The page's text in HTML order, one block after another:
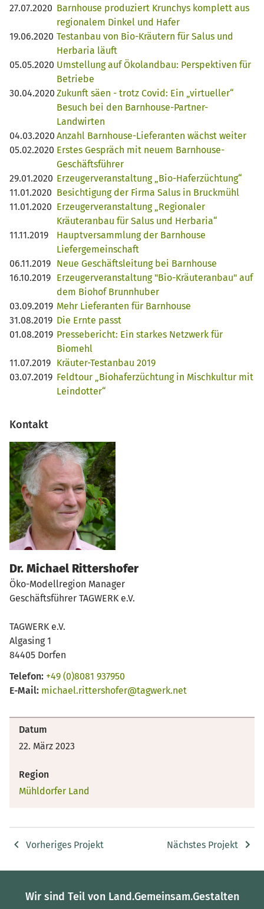
27.07.2020 Barnhouse produziert Krunchys komplett aus
regionalem Dinkel und Hafer
19.06.2020 Testanbau von Bio-Kräutern für Salus und
Herbaria läuft
05.05.2020 Umstellung auf Ökolandbau: Perspektiven für
Betriebe
30.04.2020 Zukunft säen - trotz Covid: Ein „virtueller“
Besuch bei den Barnhouse-Partner-
Landwirten
04.03.2020 Anzahl Barnhouse-Lieferanten wächst weiter
05.02.2020 Erstes Gespräch mit neuem Barnhouse-
Geschäftsführer
29.01.2020 Erzeugerveranstaltung „Bio-Haferzüchtung“
11.01.2020 Besichtigung der Firma Salus in Bruckmühl
11.01.2020 Erzeugerveranstaltung „Regionaler
Kräuteranbau für Salus und Herbaria“
11.11.2019
Hauptversammlung der Barnhouse
Liefergemeinschaft
06.11.2019 Neue Geschäftsleitung bei Barnhouse
16.10.2019 Erzeugerveranstaltung "Bio-Kräuteranbau" auf
dem Biohof Brunnhuber
03.09.2019 Mehr Lieferanten für Barnhouse
31.08.2019 Die Ernte passt
01.08.2019 Pressebericht: Ein starkes Netzwerk für
Biomehl
11.07.2019 Kräuter-Testanbau 2019
03.07.2019 Feldtour „Biohaferzüchtung in Mischkultur mit
Leindotter“
Kontakt
Dr. Michael Rittershofer
Öko-Modellregion Manager
Geschäftsführer TAGWERK e.V.
TAGWERK e.V.
Algasing 1
84405 Dorfen
Telefon: +49 (0)8081 937950
E-Mail: michael.rittershofer@tagwerk.net
Datum
22. März 2023
Region
Mühldorfer Land
Vorheriges Projekt Nächstes Projekt
Wir sind Teil von Land.Gemeinsam.Gestalten